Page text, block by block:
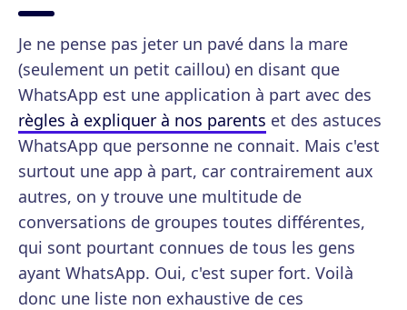
Je ne pense pas jeter un pavé dans la mare
(seulement un petit caillou) en disant que
WhatsApp est une application à part avec des
règles à expliquer à nos parents et des astuces
WhatsApp que personne ne connait. Mais c'est
surtout une app à part, car contrairement aux
autres, on y trouve une multitude de
conversations de groupes toutes différentes,
qui sont pourtant connues de tous les gens
ayant WhatsApp. Oui, c'est super fort. Voilà
donc une liste non exhaustive de ces